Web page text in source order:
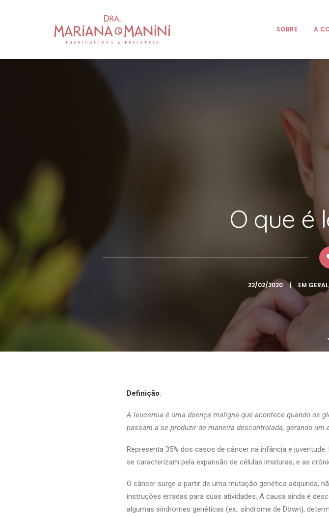
SOBRE A
O que é
22/02/2020 | EM GERAL
Definição:
A leucemia é uma doença maligna que acontece quando os
passam a se produzir de maneira descontrolada, gerando
Representa 35% dos casos de câncer na infância e
se caracterizam pela expansão de células imaturas, e as
O câncer surge a partir de uma mutação genética adquirida,
instruções erradas para suas atividades. A causa ainda é
algumas síndromes genéticas (ex.: síndrome de Down),